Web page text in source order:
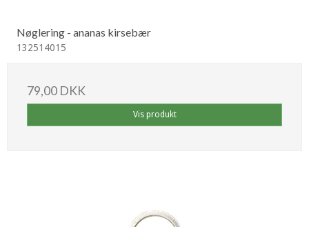
Nøglering - ananas kirsebær
132514015
79,00 DKK
Vis produkt